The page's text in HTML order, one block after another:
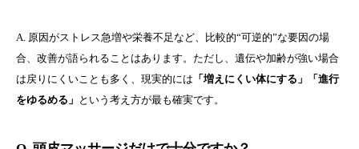
A. 原因がストレス急増や栄養不足など、比較的“可逆的”な要因の場
合、改善が語られることはあります。ただし、遺伝や加齢が強い場合
は戻りにくいことも多く、現実的には 「増えにくい体にする」「進行
をゆるめる」 という考え方が最も確実です。